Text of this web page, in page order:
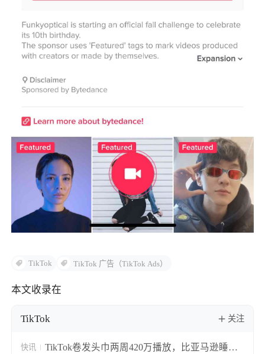
TikTok TikTok 广告（TikTok Ads）
本文收录在
TikTok 关注
快讯
TikTok卷发头巾两周420万播放，比亚马逊睡帽